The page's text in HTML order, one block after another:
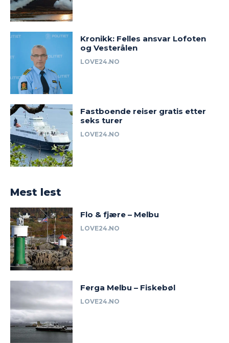
Kronikk: Felles ansvar Lofoten
og Vesterålen
LOVE24.NO
Fastboende reiser gratis etter
seks turer
LOVE24.NO
Mest lest
Flo & fjære – Melbu
LOVE24.NO
Ferga Melbu – Fiskebøl
LOVE24.NO